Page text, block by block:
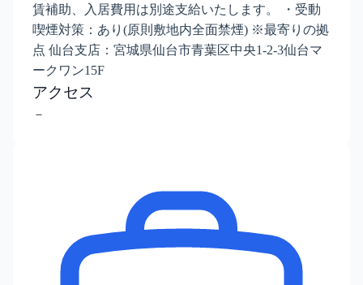
賃補助、入居費用は別途支給いたします。 ・受動
喫煙対策：あり(原則敷地内全面禁煙) ※最寄りの拠
点 仙台支店：宮城県仙台市青葉区中央1-2-3仙台マ
ークワン15F
アクセス
－